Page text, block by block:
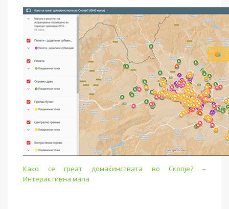
Како се греат домаќинствата во Скопје? –
Интерактивна мапа